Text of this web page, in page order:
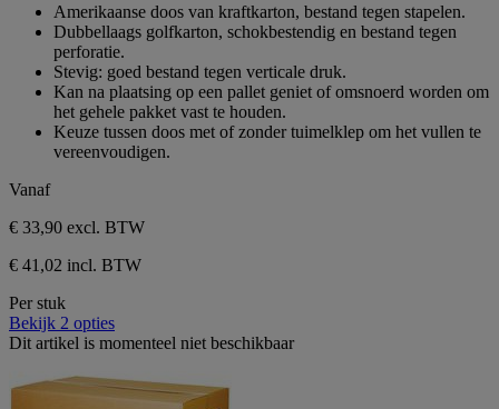
beoordelingen
sterren.
beoordelingen
Amerikaanse doos van kraftkarton, bestand tegen stapelen.
Dubbellaags golfkarton, schokbestendig en bestand tegen
perforatie.
Stevig: goed bestand tegen verticale druk.
Kan na plaatsing op een pallet geniet of omsnoerd worden om
het gehele pakket vast te houden.
Keuze tussen doos met of zonder tuimelklep om het vullen te
vereenvoudigen.
Vanaf
€ 33,90 excl. BTW
€ 41,02 incl. BTW
Per stuk
Bekijk 2 opties
Dit artikel is momenteel niet beschikbaar